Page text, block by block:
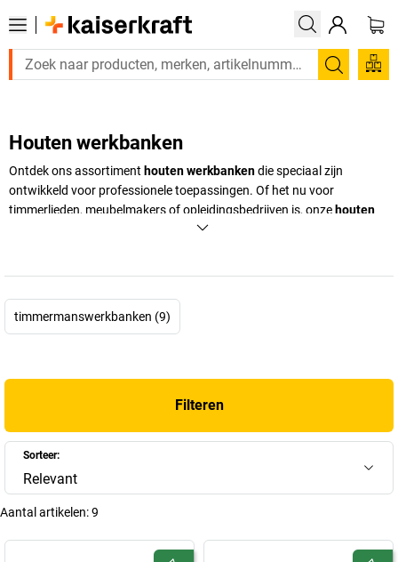
Zoeken
Houten werkbanken
Ontdek ons assortiment houten werkbankendie speciaal zijn
ontwikkeld voor professionele toepassingen. Of het nu voor
timmerlieden, meubelmakers of opleidingsbedrijven is, onze houten
bieden maximale precisie en stabiliteit. Ook
+Meer weergeven
timmermanswerkbanken (9)
Filteren
Sorteer:
Relevant
Aantal artikelen:9